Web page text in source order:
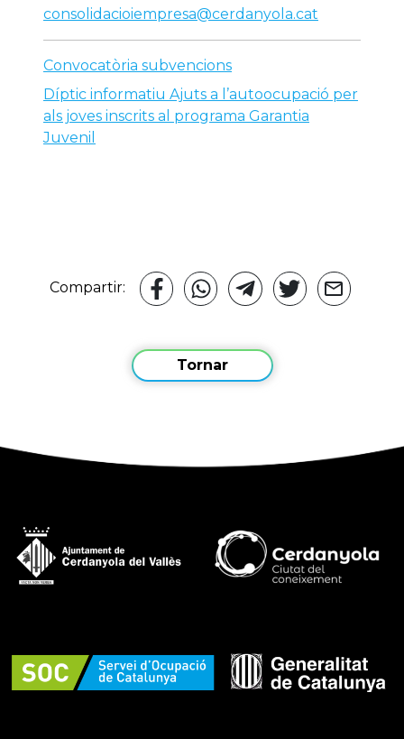
consolidacioiempresa@cerdanyola.cat
Convocatòria subvencions
Díptic informatiu Ajuts a l’autoocupació per
als joves inscrits al programa Garantia
Juvenil
Compartir:
Tornar